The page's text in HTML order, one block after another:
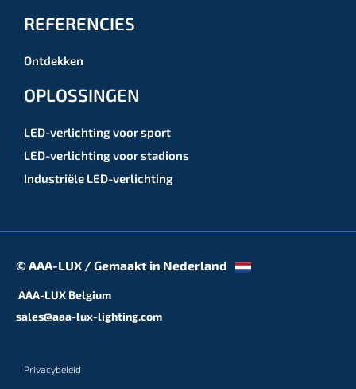
REFERENCIES
Ontdekken
OPLOSSINGEN
LED-verlichting voor sport
LED-verlichting voor stadions
Industriële LED-verlichting
© AAA-LUX / Gemaakt in Nederland
AAA-LUX Belgium
sales@aaa-lux-lighting.com
Privacybeleid